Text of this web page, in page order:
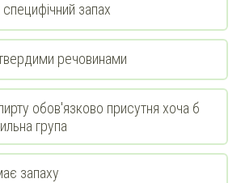
запах
речовинами
обов'язково присутня хоча б
група
запаху